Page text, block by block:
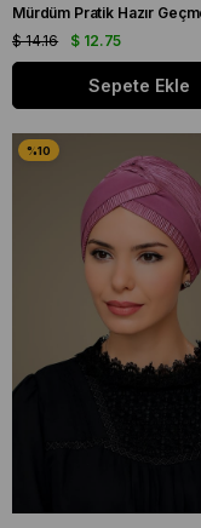
$ 12.75
$ 14.16
Sepete Ekle